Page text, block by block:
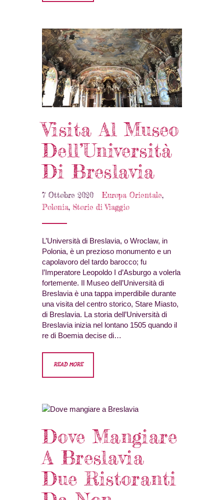
Visita Al Museo
Dell’Università
Di Breslavia
7 Ottobre 2020 Europa Orientale,
Polonia, Storie di Viaggio
L’Università di Breslavia, o Wroclaw, in
Polonia, è un prezioso monumento e un
capolavoro del tardo barocco; fu
l’Imperatore Leopoldo I d’Asburgo a volerla
fortemente. Il Museo dell’Università di
Breslavia è una tappa imperdibile durante
una visita del centro storico, Stare Miasto,
di Breslavia. La storia dell’Università di
Breslavia inizia nel lontano 1505 quando il
re di Boemia decise di…
READ MORE
Dove Mangiare
A Breslavia
Due Ristoranti